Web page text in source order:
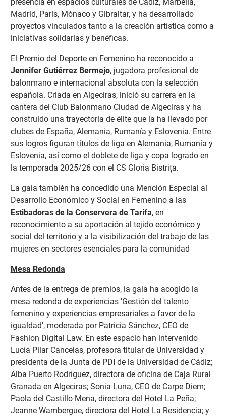
Madrid, París, Mónaco y Gibraltar, y ha desarrollado
proyectos vinculados tanto a la creación artística como a
iniciativas solidarias y benéficas.
El Premio del Deporte en Femenino ha reconocido a
Jennifer Gutiérrez Bermejo, jugadora profesional de
balonmano e internacional absoluta con la selección
española. Criada en Algeciras, inició su carrera en la
cantera del Club Balonmano Ciudad de Algeciras y ha
construido una trayectoria de élite que la ha llevado por
clubes de España, Alemania, Rumanía y Eslovenia. Entre
sus logros figuran títulos de liga en Alemania, Rumanía y
Eslovenia, así como el doblete de liga y copa logrado en
la temporada 2025/26 con el CS Gloria Bistrița.
La gala también ha concedido una Mención Especial al
Desarrollo Económico y Social en Femenino a las
Estibadoras de la Conservera de Tarifa, en
reconocimiento a su aportación al tejido económico y
social del territorio y a la visibilización del trabajo de las
mujeres en sectores esenciales para la comunidad
Mesa Redonda
Antes de la entrega de premios, la gala ha acogido la
mesa redonda de experiencias 'Gestión del talento
femenino y experiencias empresariales a favor de la
igualdad', moderada por Patricia Sánchez, CEO de
Fashion Digital Law. En este espacio han intervenido
Lucía Pilar Cancelas, profesora titular de Universidad y
presidenta de la Junta de PDI de la Universidad de Cádiz;
Alba Puerto Rodríguez, directora de oficina de Caja Rural
Granada en Algeciras; Sonia Luna, CEO de Carpe Diem;
Paola del Castillo Mena, directora del Hotel La Peña;
Jeanne Wambergue, directora del Hotel La Residencia; y